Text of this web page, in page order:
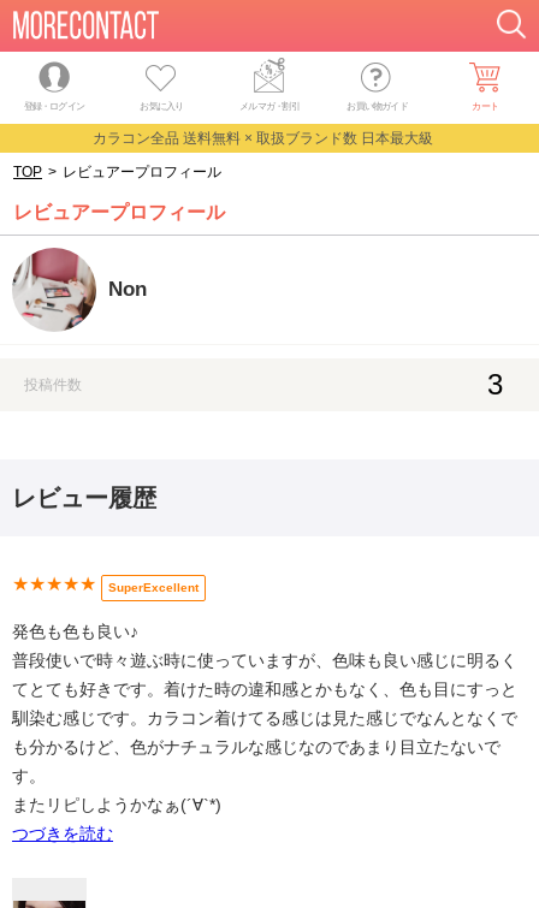
登録・ログイン お気に入り メルマガ・割引 お買い物ガイド カート
カラコン全品 送料無料 × 取扱ブランド数 日本最大級
TOP > レビュアープロフィール
レビュアープロフィール
Non
投稿件数 3
レビュー履歴
★★★★★ SuperExcellent
発色も色も良い♪
普段使いで時々遊ぶ時に使っていますが、色味も良い感じに明るく
てとても好きです。着けた時の違和感とかもなく、色も目にすっと
馴染む感じです。カラコン着けてる感じは見た感じでなんとなくで
も分かるけど、色がナチュラルな感じなのであまり目立たないで
す。
またリピしようかなぁ(´∀`*)
つづきを読む